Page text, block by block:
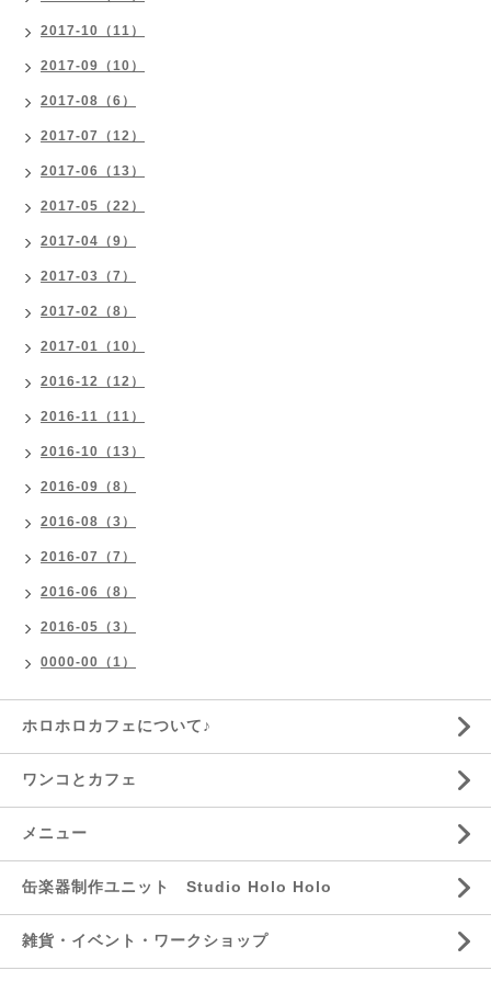
2017-10（11）
2017-09（10）
2017-08（6）
2017-07（12）
2017-06（13）
2017-05（22）
2017-04（9）
2017-03（7）
2017-02（8）
2017-01（10）
2016-12（12）
2016-11（11）
2016-10（13）
2016-09（8）
2016-08（3）
2016-07（7）
2016-06（8）
2016-05（3）
0000-00（1）
ホロホロカフェについて♪
ワンコとカフェ
メニュー
缶楽器制作ユニット Studio Holo Holo
雑貨・イベント・ワークショップ